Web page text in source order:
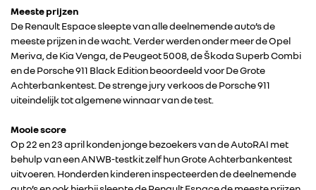
Meeste prijzen
De Renault Espace sleepte van alle deelnemende auto’s de
meeste prijzen in de wacht. Verder werden onder meer de Opel
Meriva, de Kia Venga, de Peugeot 5008, de Škoda Superb Combi
en de Porsche 911 Black Edition beoordeeld voor De Grote
Achterbankentest. De strenge jury verkoos de Porsche 911
uiteindelijk tot algemene winnaar van de test.
Mooie score
Op 22 en 23 april konden jonge bezoekers van de AutoRAI met
behulp van een ANWB-testkit zelf hun Grote Achterbankentest
uitvoeren. Honderden kinderen inspecteerden de deelnemende